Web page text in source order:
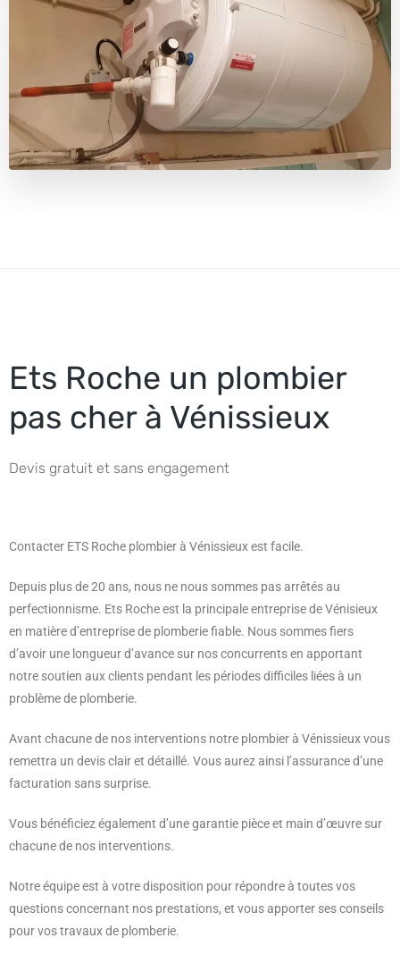
Ets Roche un plombier
pas cher à Vénissieux
Devis gratuit et sans engagement
Contacter ETS Roche plombier à Vénissieux est facile.
Depuis plus de 20 ans, nous ne nous sommes pas arrêtés au
perfectionnisme. Ets Roche est la principale entreprise de Vénisieux
en matière d’entreprise de plomberie fiable. Nous sommes fiers
d’avoir une longueur d’avance sur nos concurrents en apportant
notre soutien aux clients pendant les périodes difficiles liées à un
problème de plomberie.
Avant chacune de nos interventions notre plombier à Vénissieux vous
remettra un devis clair et détaillé. Vous aurez ainsi l’assurance d’une
facturation sans surprise.
Vous bénéficiez également d’une garantie pièce et main d’œuvre sur
chacune de nos interventions.
Notre équipe est à votre disposition pour répondre à toutes vos
questions concernant nos prestations, et vous apporter ses conseils
pour vos travaux de plomberie.